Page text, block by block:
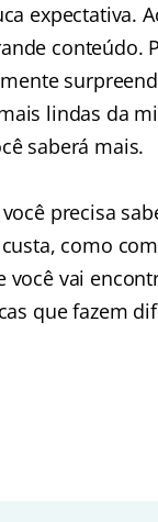
expectativa.
conteúdo.
lindas da
saberá mais.
precisa
como
você vai
que fazem